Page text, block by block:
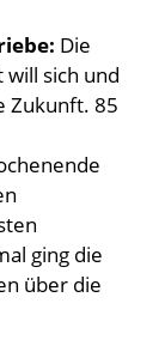
Die
sich und
Zukunft. 85
ging die
über die